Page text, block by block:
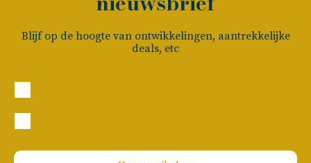
Blijf op de hoogte van ontwikkelingen, aantrekkelijke
deals, etc